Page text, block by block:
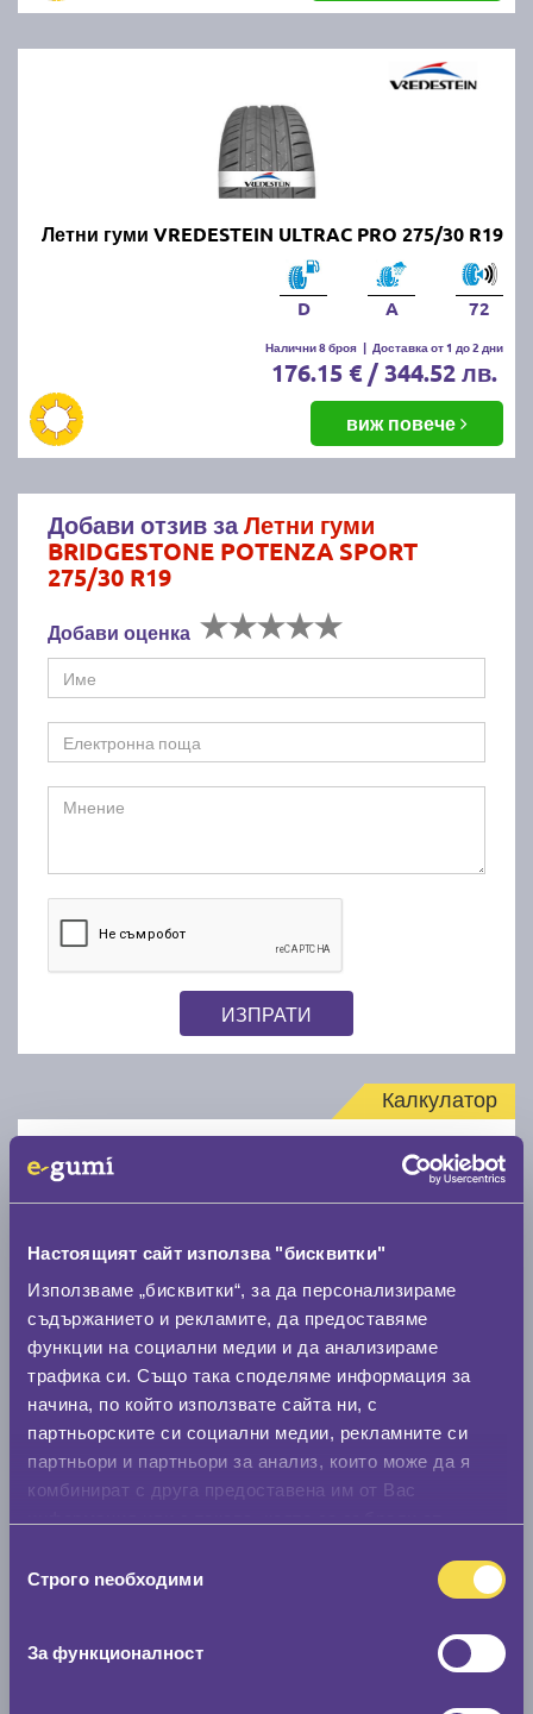
Настоящият сайт използва "бисквитки"
Използваме „бисквитки“, за да персонализираме
съдържанието и рекламите, да предоставяме
функции на социални медии и да анализираме
трафика си. Също така споделяме информация за
начина, по който използвате сайта ни, с
партньорските си социални медии, рекламните си
партньори и партньори за анализ, които може да я
комбинират с друга предоставена им от Вас
наСтрого nеобходими
За функционалност
Летни гуми VREDESTEIN ULTRAC PRO 275/30 R19
D A 72
Налични 8 броя | Доставка от 1 до 2 дни
176.15 € / 344.52 лв.
виж повече
Добави отзив заЛетни гуми
BRIDGESTONE POTENZA SPORT
275/30 R19
Добави оценка
ИЗПРАТИ
Калкулатор
Нов размер